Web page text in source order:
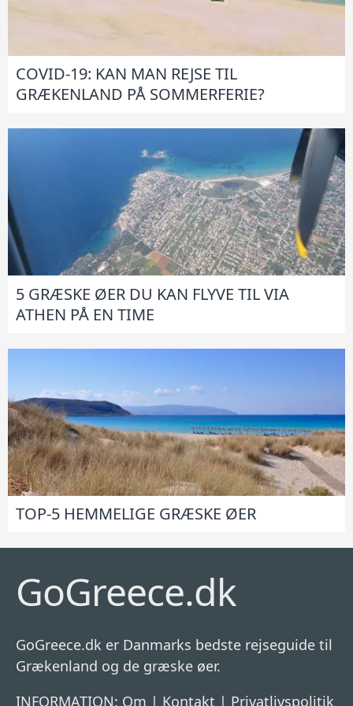
COVID-19: KAN MAN REJSE TIL
GRÆKENLAND PÅ SOMMERFERIE?
5 GRÆSKE ØER DU KAN FLYVE TIL VIA
ATHEN PÅ EN TIME
TOP-5 HEMMELIGE GRÆSKE ØER
GoGreece.dk
GoGreece.dk er Danmarks bedste rejseguide til
Grækenland og de græske øer.
INFORMATION: Om | Kontakt | Privatlivspolitik